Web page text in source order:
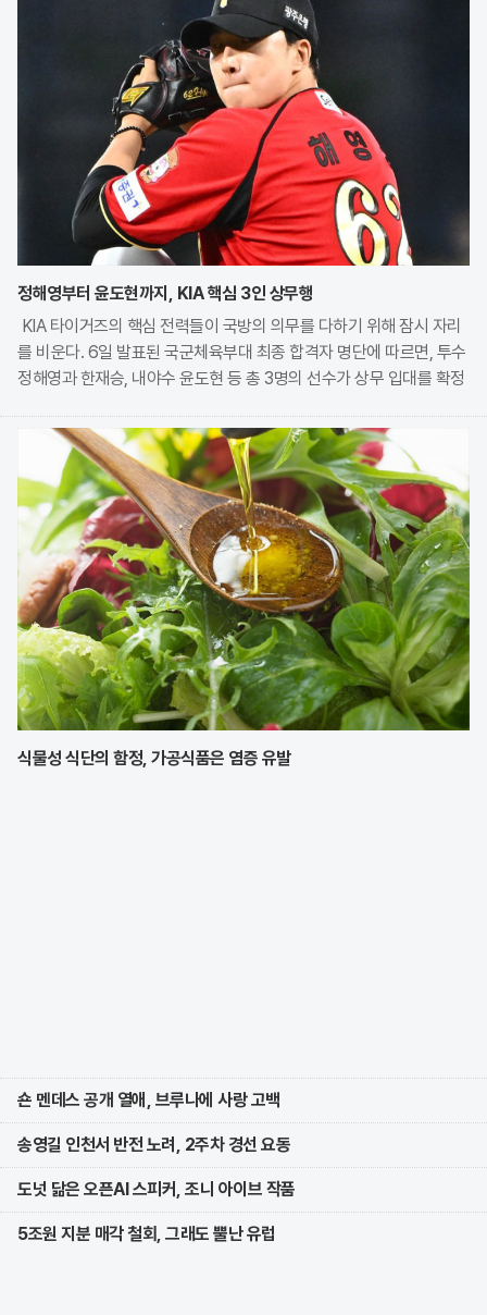
정해영부터 윤도현까지, KIA 핵심 3인 상무행
KIA 타이거즈의 핵심 전력들이 국방의 의무를 다하기 위해 잠시 자리
를 비운다. 6일 발표된 국군체육부대 최종 합격자 명단에 따르면, 투수
정해영과 한재승, 내야수 윤도현 등 총 3명의 선수가 상무 입대를 확정
을 보였으나, 최종적으로 구단과
식물성 식단의 함정, 가공식품은 염증 유발
숀 멘데스 공개 열애, 브루나에 사랑 고백
송영길 인천서 반전 노려, 2주차 경선 요동
도넛 닮은 오픈AI 스피커, 조니 아이브 작품
5조원 지분 매각 철회, 그래도 뿔난 유럽